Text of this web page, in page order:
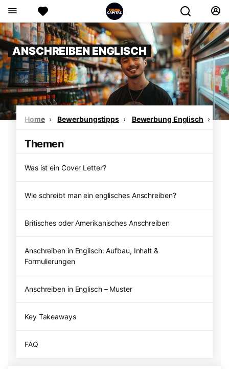
ANSCHREIBEN ENGLISCH
Home Bewerbungstipps Bewerbung Englisch
Themen
Was ist ein Cover Letter?
Wie schreibt man ein englisches Anschreiben?
Britisches oder Amerikanisches Anschreiben
Anschreiben in Englisch: Aufbau, Inhalt &
Formulierungen
Anschreiben in Englisch – Muster
Key Takeaways
FAQ